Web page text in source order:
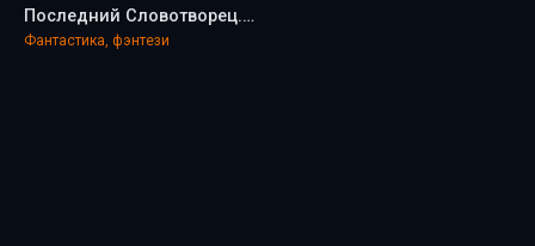
Последний Словотворец. Кровь Первых - Ольга Аст
Фантастика, фэнтези